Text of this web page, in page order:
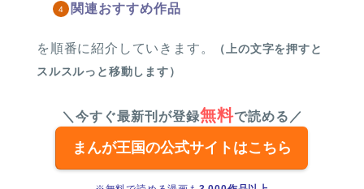
関連おすすめ作品
を順番に紹介していきます。
（上の文字を押すと
スルスルっと移動します）
＼今すぐ最新刊が登録無料で読める／
まんが王国の公式サイトはこちら